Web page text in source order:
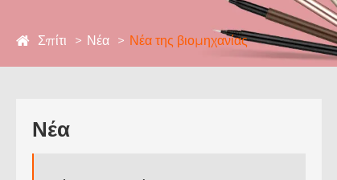
Σπίτι Νέα Νέα της βιομηχανίας
Νέα